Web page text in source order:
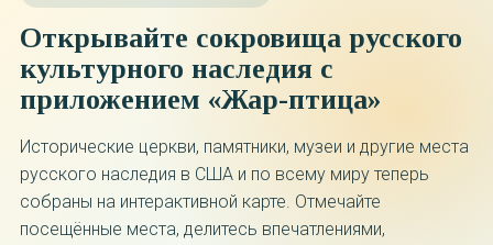
Открывайте сокровища русского
культурного наследия с
приложением «Жар-птица»
Исторические церкви, памятники, музеи и другие места
русского наследия в США и по всему миру теперь
собраны на интерактивной карте. Отмечайте
посещённые места, делитесь впечатлениями,